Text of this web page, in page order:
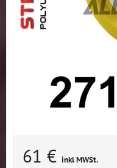
61 € inkl MWSt.